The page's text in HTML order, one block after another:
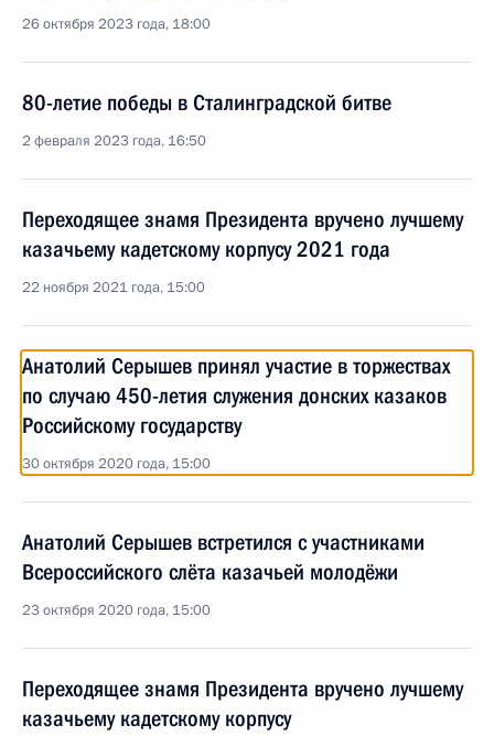
26 октября 2023 года, 18:00
80-летие победы в Сталинградской битве
2 февраля 2023 года, 16:50
Переходящее знамя Президента вручено лучшему
казачьему кадетскому корпусу 2021 года
22 ноября 2021 года, 15:00
Анатолий Серышев принял участие в торжествах
по случаю 450-летия служения донских казаков
Российскому государству
30 октября 2020 года, 15:00
Анатолий Серышев встретился с участниками
Всероссийского слёта казачьей молодёжи
23 октября 2020 года, 15:00
Переходящее знамя Президента вручено лучшему
казачьему кадетскому корпусу